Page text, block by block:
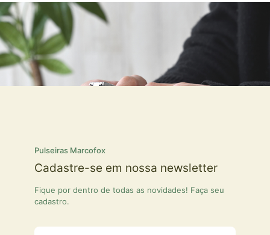
Pulseiras Marcofox
Cadastre-se em nossa newsletter
Fique por dentro de todas as novidades! Faça seu
cadastro.